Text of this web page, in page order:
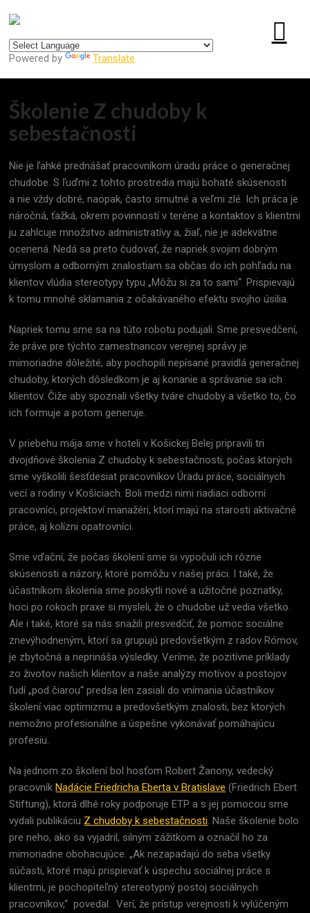
Powered by Translate
Školenie Z chudoby k
sebestačnosti
Nie je ľahké prednášať pracovníkom úradu práce o generačnej
chudobe. S ľuďmi z tohto prostredia majú bohaté skúsenosti
a nie vždy dobré, naopak, často smutné a veľmi zlé. Ich práca je
náročná, ťažká, okrem povinností v teréne a kontaktov s klientmi
ju zahlcuje množstvo administratívy a, žiaľ, nie je adekvátne
ocenená. Nedá sa preto čudovať, že napriek svojim dobrým
úmyslom a odborným znalostiam sa občas do ich pohľadu na
klientov vlúdia stereotypy typu „Môžu si za to sami“. Prispievajú
k tomu mnohé sklamania z očakávaného efektu svojho úsilia.
Napriek tomu sme sa na túto robotu podujali. Sme presvedčení,
že práve pre týchto zamestnancov verejnej správy je
mimoriadne dôležité, aby pochopili nepísané pravidlá generačnej
chudoby, ktorých dôsledkom je aj konanie a správanie sa ich
klientov. Čiže aby spoznali všetky tváre chudoby a všetko to, čo
ich formuje a potom generuje.
V priebehu mája sme v hoteli v Košickej Belej pripravili tri
dvojdňové školenia Z chudoby k sebestačnosti, počas ktorých
sme vyškolili šesťdesiat pracovníkov Úradu práce, sociálnych
vecí a rodiny v Košiciach. Boli medzi nimi riadiaci odborní
pracovníci, projektoví manažéri, ktorí majú na starosti aktivačné
práce, aj kolízni opatrovníci.
Sme vďační, že počas školení sme si vypočuli ich rôzne
skúsenosti a názory, ktoré pomôžu v našej práci. I také, že
účastníkom školenia sme poskytli nové a užitočné poznatky,
hoci po rokoch praxe si mysleli, že o chudobe už vedia všetko.
Ale i také, ktoré sa nás snažili presvedčiť, že pomoc sociálne
znevýhodneným, ktorí sa grupujú predovšetkým z radov Rómov,
je zbytočná a neprináša výsledky. Veríme, že pozitívne príklady
zo životov našich klientov a naše analýzy motívov a postojov
ľudí „pod čiarou“ predsa len zasiali do vnímania účastníkov
školení viac optimizmu a predovšetkým znalosti, bez ktorých
nemožno profesionálne a úspešne vykonávať pomáhajúcu
profesiu.
Na jednom zo školení bol hosťom Robert Žanony, vedecký
pracovníkNadácie Friedricha Eberta v Bratislave (Friedrich Ebert
Stiftung), ktorá dlhé roky podporuje ETP a s jej pomocou sme
vydali publikáciu Z chudoby k sebestačnosti. Naše školenie bolo
pre neho, ako sa vyjadril, silným zážitkom a označil ho za
mimoriadne obohacujúce. „Ak nezapadajú do seba všetky
súčasti, ktoré majú prispievať k úspechu sociálnej práce s
klientmi, je pochopiteľný stereotypný postoj sociálnych
pracovníkov,“ povedal. Verí, že prístup verejnosti k vylúčeným